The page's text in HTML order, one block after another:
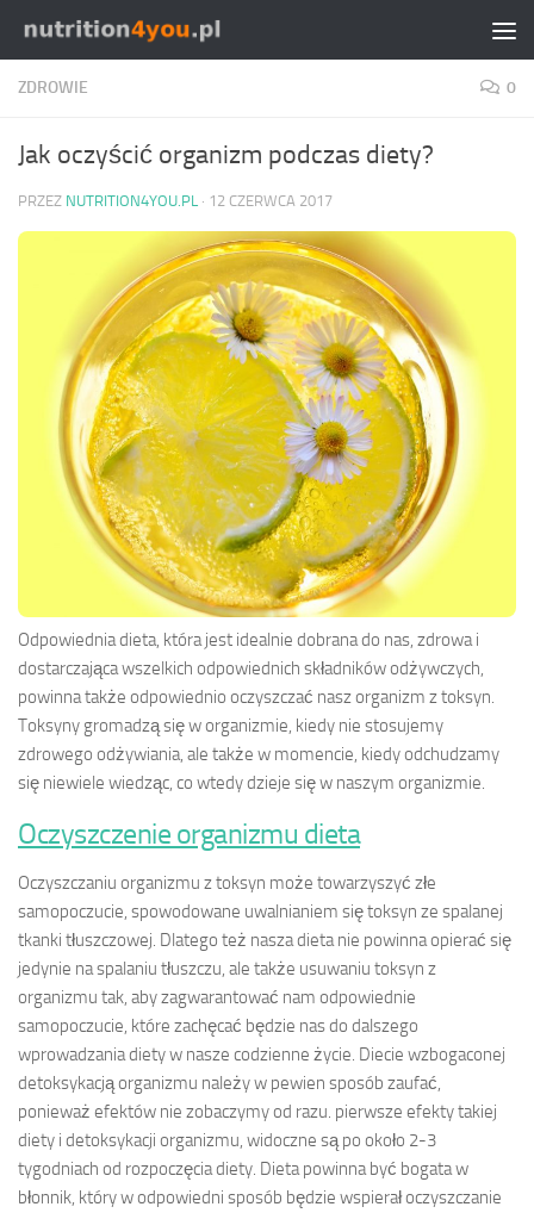
Przejdź do treści
ZDROWIE 0
Jak oczyścić organizm podczas diety?
PRZEZ NUTRITION4YOU.PL · 12 CZERWCA 2017
Odpowiednia dieta, która jest idealnie dobrana do nas, zdrowa i
dostarczająca wszelkich odpowiednich składników odżywczych,
powinna także odpowiednio oczyszczać nasz organizm z toksyn.
Toksyny gromadzą się w organizmie, kiedy nie stosujemy
zdrowego odżywiania, ale także w momencie, kiedy odchudzamy
się niewiele wiedząc, co wtedy dzieje się w naszym organizmie.
Oczyszczenie organizmu dieta
Oczyszczaniu organizmu z toksyn może towarzyszyć złe
samopoczucie, spowodowane uwalnianiem się toksyn ze spalanej
tkanki tłuszczowej. Dlatego też nasza dieta nie powinna opierać się
jedynie na spalaniu tłuszczu, ale także usuwaniu toksyn z
organizmu tak, aby zagwarantować nam odpowiednie
samopoczucie, które zachęcać będzie nas do dalszego
wprowadzania diety w nasze codzienne życie. Diecie wzbogaconej
detoksykacją organizmu należy w pewien sposób zaufać,
ponieważ efektów nie zobaczymy od razu. pierwsze efekty takiej
diety i detoksykacji organizmu, widoczne są po około 2-3
tygodniach od rozpoczęcia diety. Dieta powinna być bogata w
błonnik, który w odpowiedni sposób będzie wspierał oczyszczanie